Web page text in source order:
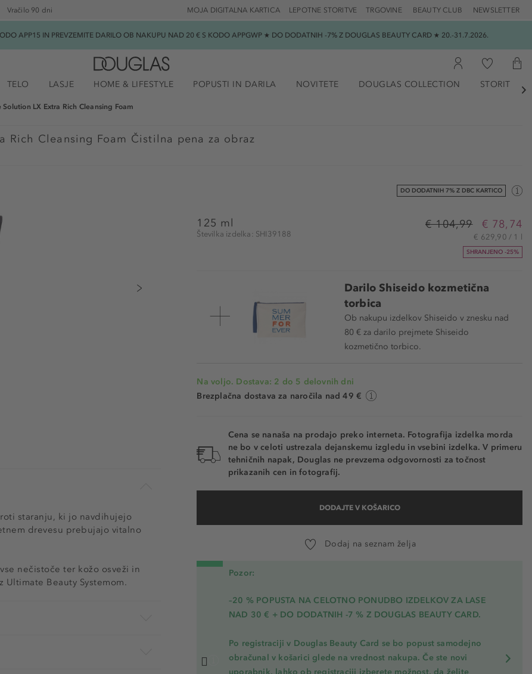
Vračilo 90 dni TRGOVINE BEAUTY CLUB NEWSLETTER
LEPOTNE STORITVE
MOJA DIGITALNA KARTICA
APP15 IN PREVZEMITE DARILO OB NAKUPU NAD 20 € S KODO APPGWP ★ DO DODATNIH -7% Z DOUGLAS BEAUTY CARD ★ 20.-31.7.2026.
TELO LASJE HOME & LIFESTYLE POPUSTI IN DARILA NOVITETE DOUGLAS COLLECTION STORITVE

Solution LX Extra Rich Cleansing Foam
Rich Cleansing Foam Čistilna pena za obraz
DO DODATNIH 7% Z DBC KARTICO
125 ml
Številka izdelka: SHI39188
€ 104,99 € 78,74
€ 629,90 / 1 l
SHRANJENO -25%
Darilo Shiseido kozmetična
torbica
Ob nakupu izdelkov Shiseido v znesku nad
80 € za darilo prejmete Shiseido
kozmetično torbico.
Na voljo. Dostava: 2 do 5 delovnih dni
Brezplačna dostava za naročila nad 49 €
Cena se nanaša na prodajo preko interneta. Fotografija izdelka morda
ne bo v celoti ustrezala dejanskemu izgledu in vsebini izdelka. V primeru
tehničnih napak, Douglas ne prevzema odgovornosti za točnost
prikazanih cen in fotografij.
DODAJTE V KOŠARICO
Dodaj na seznam želja
Pozor:
–20 % POPUSTA NA CELOTNO PONUDBO IZDELKOV ZA LASE
NAD 30 € + DO DODATNIH -7 % Z DOUGLAS BEAUTY CARD.
Po registraciji v Douglas Beauty Card se bo popust samodejno
obračunal v košarici glede na vrednost nakupa. Če ste novi
uporabnik, lahko ob registraciji izberete možnost, da želite
staranju, ki jo navdihujejo
drevesu prebujajo vitalno
nečistoče ter kožo osveži in
Beauty Systemom.